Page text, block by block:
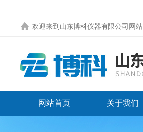
欢迎来到 山东博科仪器有限公司网站
网站首页 关于我们